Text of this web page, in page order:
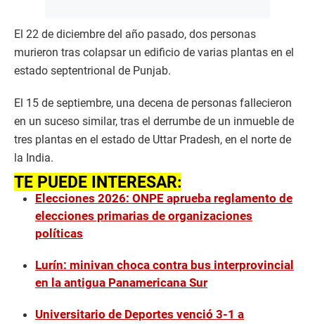
El 22 de diciembre del año pasado, dos personas
murieron tras colapsar un edificio de varias plantas en el
estado septentrional de Punjab.
El 15 de septiembre, una decena de personas fallecieron
en un suceso similar, tras el derrumbe de un inmueble de
tres plantas en el estado de Uttar Pradesh, en el norte de
la India.
TE PUEDE INTERESAR:
Elecciones 2026: ONPE aprueba reglamento de
elecciones primarias de organizaciones
políticas
Lurín: minivan choca contra bus interprovincial
en la antigua Panamericana Sur
Universitario de Deportes venció 3-1 a